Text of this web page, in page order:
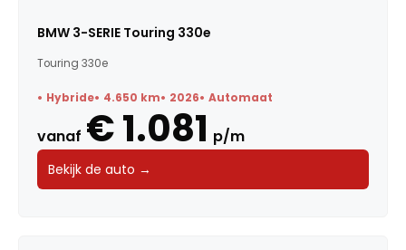
Trefwoorden
Maandbedrag
BMW 3-SERIE Touring 330e
Touring 330e
Hybride 4.650 km 2026 Automaat
vanaf € 1.081 p/m
Bekijk de auto →